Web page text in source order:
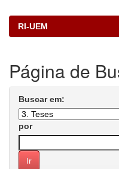
RI-UEM
Página de
Buscar em:
por